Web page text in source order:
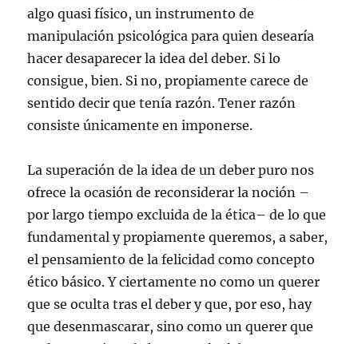
algo quasi físico, un instrumento de
manipulación psicológica para quien desearía
hacer desaparecer la idea del deber. Si lo
consigue, bien. Si no, propiamente carece de
sentido decir que tenía razón. Tener razón
consiste únicamente en imponerse.
La superación de la idea de un deber puro nos
ofrece la ocasión de reconsiderar la noción –
por largo tiempo excluida de la ética– de lo que
fundamental y propiamente queremos, a saber,
el pensamiento de la felicidad como concepto
ético básico. Y ciertamente no como un querer
que se oculta tras el deber y que, por eso, hay
que desenmascarar, sino como un querer que